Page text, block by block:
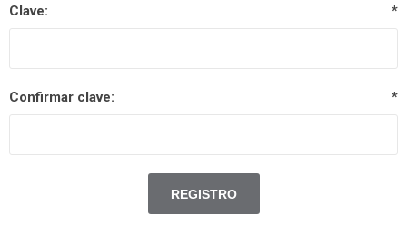
Clave: *
Confirmar clave: *